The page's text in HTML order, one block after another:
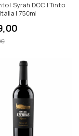
| Syrah DOC | Tinto
| 750ml